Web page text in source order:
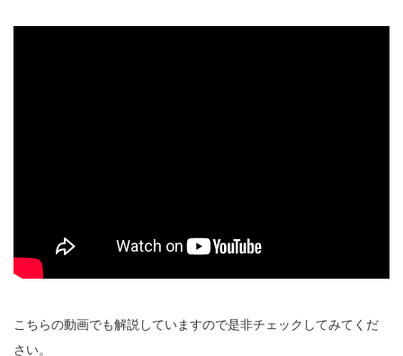
こちらの動画でも解説していますので是非チェックしてみてくだ
さい。